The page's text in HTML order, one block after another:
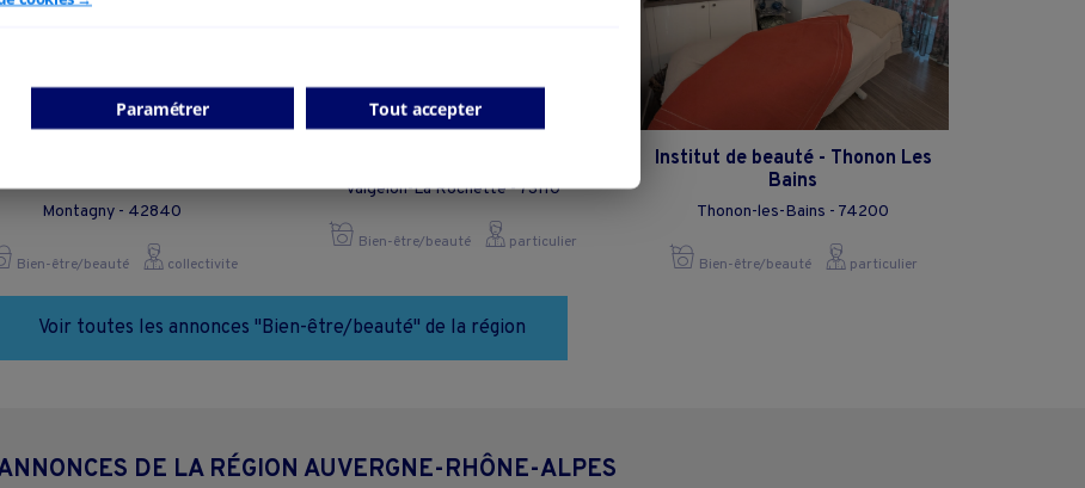
MONTAGNY
Montagny - 42840
Bien-être/beauté collectivite
Valgelon-La Rochette - 73110
Bien-être/beauté particulier
Institut de beauté - Thonon Les
Bains
Thonon-les-Bains - 74200
Bien-être/beauté particulier
Voir toutes les annonces "Bien-être/beauté" de la région
DE LA RÉGION AUVERGNE-RHÔNE-ALPES
Paramétrer Tout accepter